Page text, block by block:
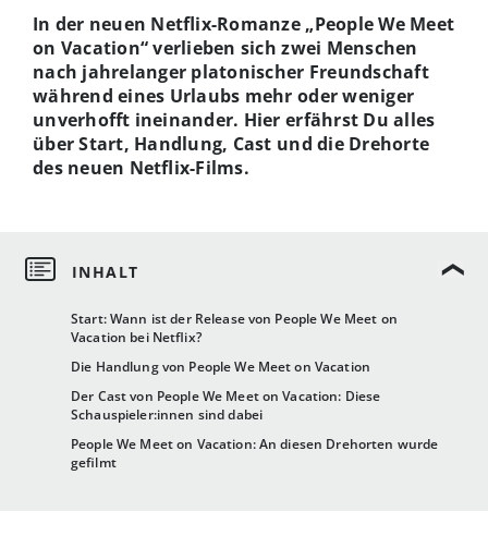
Start: Wann ist der Release von People We Meet on
Vacation bei Netflix?
Die Handlung von People We Meet on Vacation
Der Cast von People We Meet on Vacation: Diese
Schauspieler:innen sind dabei
People We Meet on Vacation: An diesen Drehorten wurde
gefilmt
In der neuen Netflix-Romanze „People We Meet
on Vacation“ verlieben sich zwei Menschen
nach jahrelanger platonischer Freundschaft
während eines Urlaubs mehr oder weniger
unverhofft ineinander. Hier erfährst Du alles
über Start, Handlung, Cast und die Drehorte
des neuen Netflix-Films.